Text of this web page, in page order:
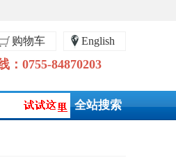
English
购物车
：0755-84870203